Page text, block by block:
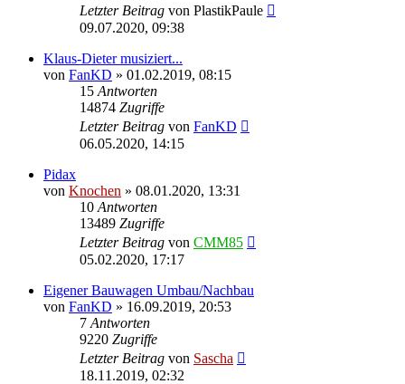
Letzter Beitrag von PlastikPaule
09.07.2020, 09:38
Klaus-Dieter musiziert...
von FanKD » 01.02.2019, 08:15
15 Antworten
14874 Zugriffe
Letzter Beitrag von FanKD
06.05.2020, 14:15
Pidax
von Knochen » 08.01.2020, 13:31
10 Antworten
13489 Zugriffe
Letzter Beitrag von CMM85
05.02.2020, 17:17
Eigener Bauwagen Umbau/Nachbau
von FanKD » 16.09.2019, 20:53
7 Antworten
9220 Zugriffe
Letzter Beitrag von Sascha
18.11.2019, 02:32